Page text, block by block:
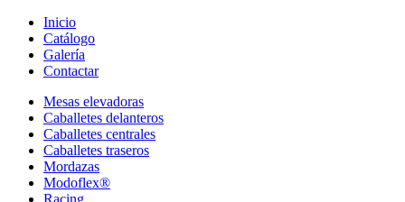
Inicio
Catálogo
Galería
Contactar
Mesas elevadoras
Caballetes delanteros
Caballetes centrales
Caballetes traseros
Mordazas
Modoflex®
Racing